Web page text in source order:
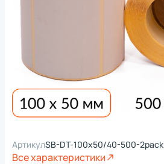
АртикулSB-DT-100x50/40-500-2pack
Все характеристики